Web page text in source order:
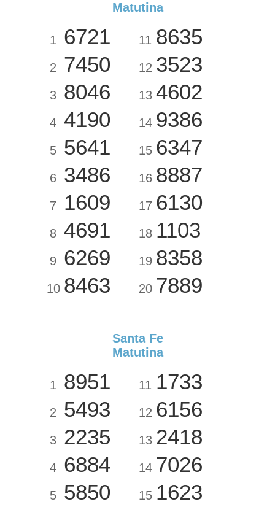
Matutina
1 6721
2 7450
3 8046
4 4190
5 5641
6 3486
7 1609
8 4691
9 6269
10 8463
11 8635
12 3523
13 4602
14 9386
15 6347
16 8887
17 6130
18 1103
19 8358
20 7889
Santa Fe
Matutina
1 8951
2 5493
3 2235
4 6884
5 5850
11 1733
12 6156
13 2418
14 7026
15 1623